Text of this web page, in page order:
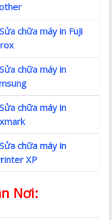
chữa máy in FuJi
chữa máy in
chữa máy in
chữa máy in
XP
Nơi: